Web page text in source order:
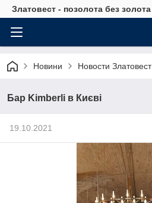
Златовест - позолота без золота
Новини Новости Златовест
Бар Kimberli в Києві
19.10.2021